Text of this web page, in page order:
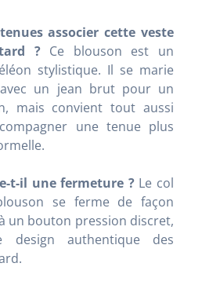
associer cette veste
?Ce blouson est un
stylistique. Il se marie
un jean brut pour un
mais convient tout aussi
une tenue plus
t-il une fermeture ?Le col
se ferme de façon
un bouton pression discret,
design authentique des